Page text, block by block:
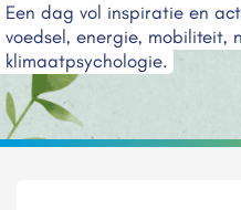
Een dag vol inspiratie en
voedsel, energie, mobiliteit,
klimaatpsychologie.